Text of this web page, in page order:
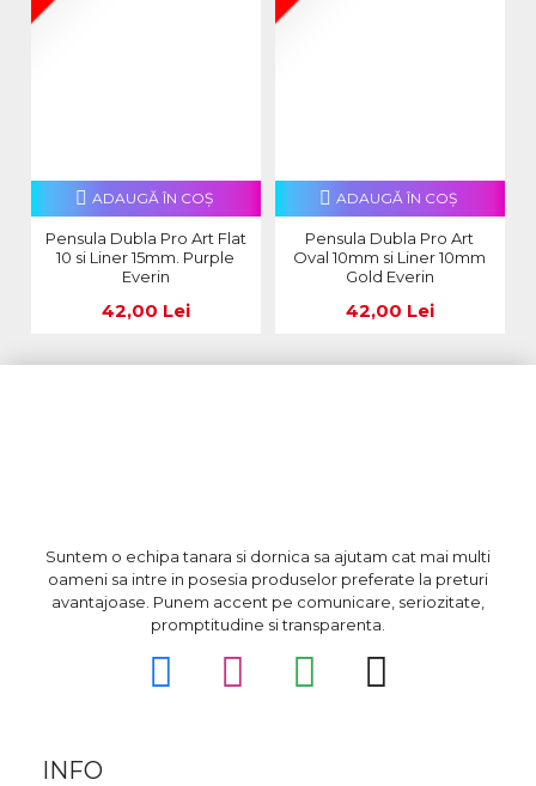
Pensula Dubla Pro Art Flat
10 si Liner 15mm. Purple
Everin
42,00 Lei
ADAUGĂ ÎN COŞ
Pensula Dubla Pro Art
Oval 10mm si Liner 10mm
Gold Everin
42,00 Lei
ADAUGĂ ÎN COŞ
Suntem o echipa tanara si dornica sa ajutam cat mai multi
oameni sa intre in posesia produselor preferate la preturi
avantajoase. Punem accent pe comunicare, seriozitate,
promptitudine si transparenta.
INFO